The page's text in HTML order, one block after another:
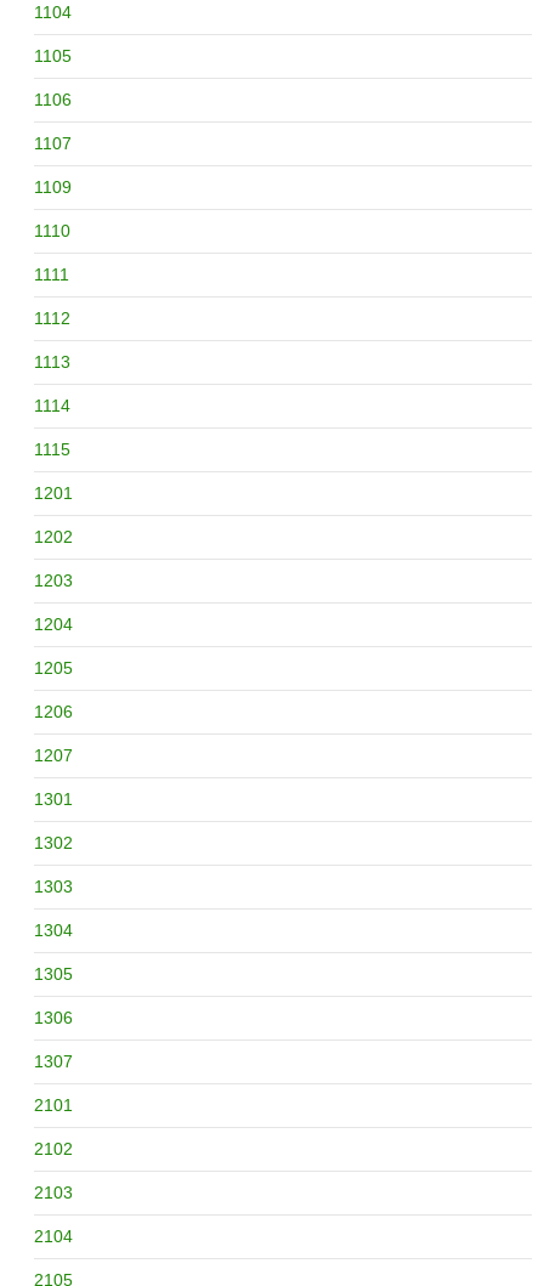
1104
1105
1106
1107
1109
1110
1111
1112
1113
1114
1115
1201
1202
1203
1204
1205
1206
1207
1301
1302
1303
1304
1305
1306
1307
2101
2102
2103
2104
2105